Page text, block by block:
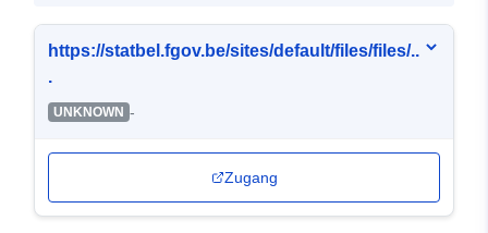
https://statbel.fgov.be/sites/default/files/files/..
.
UNKNOWN -
Zugang